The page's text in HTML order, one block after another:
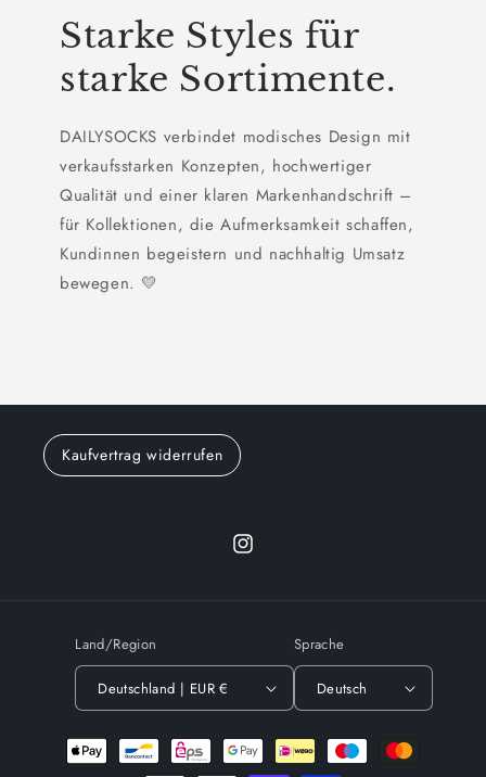
Starke Styles für
starke Sortimente.
DAILYSOCKS verbindet modisches Design mit
verkaufsstarken Konzepten, hochwertiger
Qualität und einer klaren Markenhandschrift –
für Kollektionen, die Aufmerksamkeit schaffen,
Kundinnen begeistern und nachhaltig Umsatz
bewegen. 💛
Kaufvertrag widerrufen
Instagram
Land/Region
Deutschland | EUR €
Sprache
Deutsch
Zahlungsmethoden